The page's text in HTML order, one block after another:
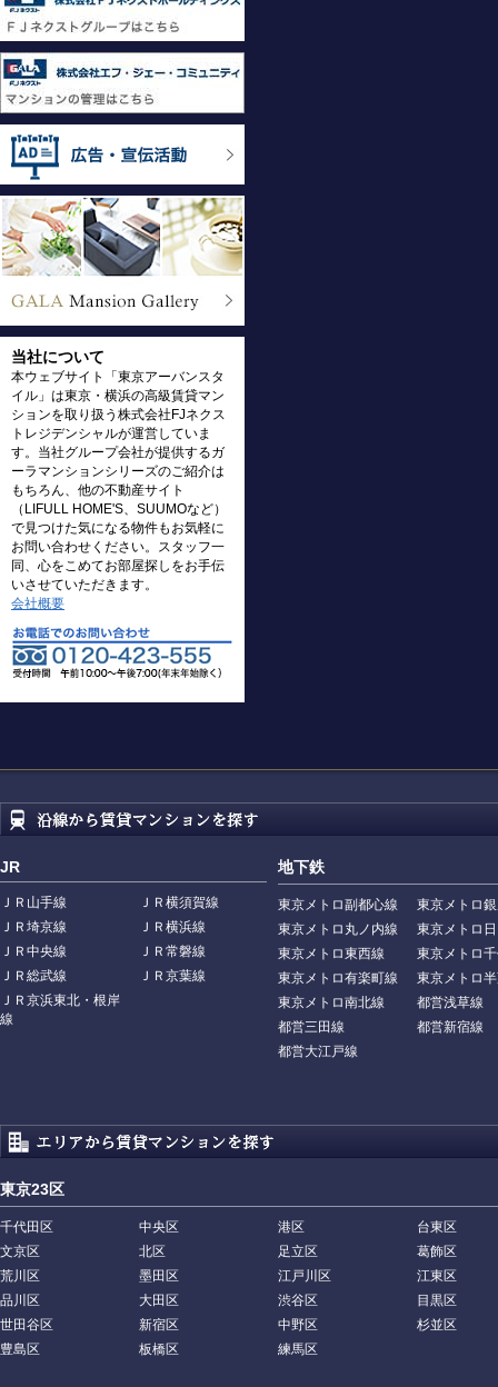
当社について
本ウェブサイト「東京アーバンスタ
イル」は東京・横浜の高級賃貸マン
ションを取り扱う株式会社FJネクス
トレジデンシャルが運営していま
す。当社グループ会社が提供するガ
ーラマンションシリーズのご紹介は
もちろん、他の不動産サイト
（LIFULL HOME'S、SUUMOなど）
で見つけた気になる物件もお気軽に
お問い合わせください。スタッフ一
同、心をこめてお部屋探しをお手伝
いさせていただきます。
会社概要
JR
ＪＲ山手線
ＪＲ横須賀線
ＪＲ埼京線
ＪＲ横浜線
ＪＲ中央線
ＪＲ常磐線
ＪＲ総武線
ＪＲ京葉線
ＪＲ京浜東北・根岸
線
地下鉄
東京メトロ副都心線
東京メトロ
東京メトロ丸ノ内線
東京メトロ
東京メトロ東西線
東京メトロ
東京メトロ有楽町線
東京メトロ
東京メトロ南北線
都営浅草線
都営三田線
都営新宿線
都営大江戸線
東京23区
千代田区 中央区 港区
台東区
文京区
北区 足立区
葛飾区
荒川区
墨田区 江戸川区
江東区
品川区
大田区 渋谷区
目黒区
世田谷区
新宿区 中野区
杉並区
豊島区
板橋区 練馬区